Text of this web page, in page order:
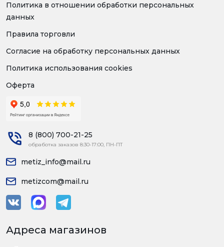
Политика в отношении обработки персональных
данных
Правила торговли
Согласие на обработку персональных данных
Политика использования cookies
Оферта
8 (800) 700-21-25
обработка заказов 8:30-17:00, ПН-ПТ
metiz_info@mail.ru
metizcom@mail.ru
Адреса магазинов